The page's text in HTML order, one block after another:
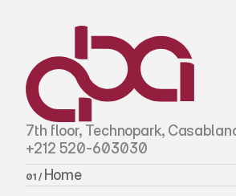
7th floor, Technopark,
+212 520-603030
01 / Home